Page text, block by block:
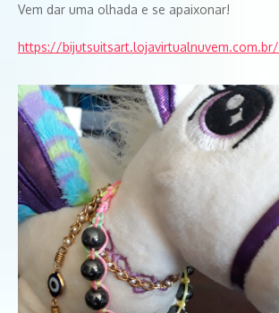
Vem dar uma olhada e se apaixonar!
https://bijutsuitsart.lojavirtualnuvem.com.br/